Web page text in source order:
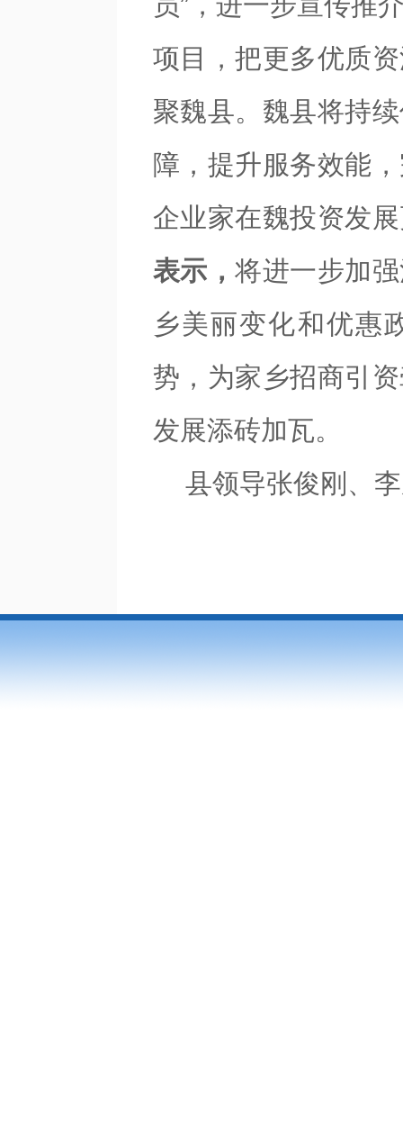
项目，把更多优质
聚魏县。魏县将持
障，提升服务效能
企业家在魏投资发
表示，将进一步加
乡美丽变化和优惠
势，为家乡招商引
发展添砖加瓦。
县领导张俊刚、